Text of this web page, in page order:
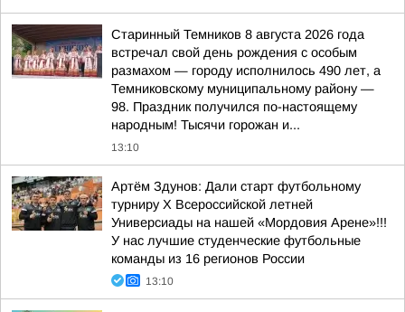
Старинный Темников 8 августа 2026 года
встречал свой день рождения с особым
размахом — городу исполнилось 490 лет, а
Темниковскому муниципальному району —
98. Праздник получился по-настоящему
народным! Тысячи горожан и...
13:10
Артём Здунов: Дали старт футбольному
турниру Х Всероссийской летней
Универсиады на нашей «Мордовия Арене»!!!
У нас лучшие студенческие футбольные
команды из 16 регионов России
13:10